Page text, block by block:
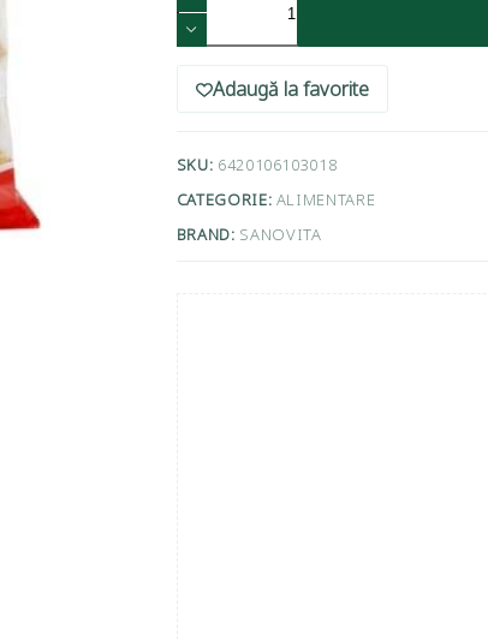
Adaugă la favorite
SKU: 6420106103018
CATEGORIE: ALIMENTARE
BRAND: SANOVITA